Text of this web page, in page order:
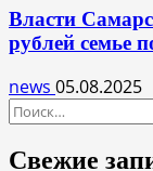
Власти
рублей семье
news 05.08.2025
Найти:
Свежие